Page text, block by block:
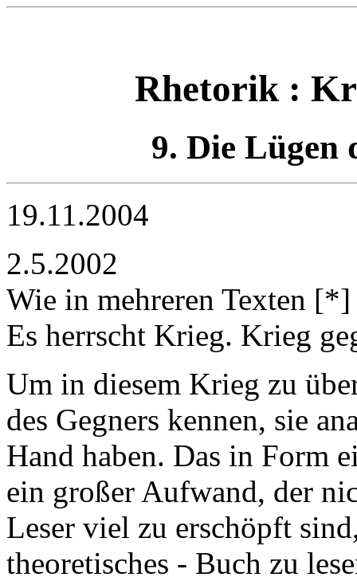
Rhetorik :
9. Die Lügen
19.11.2004
2.5.2002
Wie in mehreren Texten
Es herrscht Krieg. Krieg
Um in diesem Krieg zu
des Gegners kennen, sie
Hand haben. Das in Form
ein großer Aufwand, der
Leser viel zu erschöpft
theoretisches - Buch zu